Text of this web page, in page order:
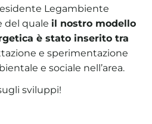
Legambiente
del quale il nostro modello
è stato inserito tra
e sperimentazione
e sociale nell’area.
sviluppi!